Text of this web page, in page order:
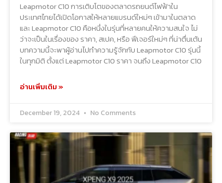
Leapmotor C10 การเติบโตของตลาดรถยนต์ไฟฟ้าใน
ประเทศไทยได้เปิดโอกาสให้หลายแบรนด์ใหม่ๆ เข้ามาในตลาด
และ Leapmotor C10 คือหนึ่งในรุ่นที่หลายคนให้ความสนใจ ไม่
ว่าจะเป็นในเรื่องของ ราคา, สเปค, หรือ ฟีเจอร์ใหม่ๆ ที่น่าตื่นเต้น
บทความนี้จะพาผู้อ่านไปทำความรู้จักกับ Leapmotor C10 รุ่นนี้
ในทุกมิติ ตั้งแต่ Leapmotor C10 ราคา จนถึง Leapmotor C10
อ่านเพิ่มเติม »
December 19, 2024 No Comments